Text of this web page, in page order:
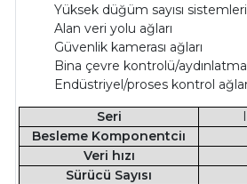
Yüksek düğüm sayısı sistemleri
Alan veri yolu ağları
Güvenlik kamerası ağları
Bina çevre kontrolü/
Endüstriyel/proses kontrol
Seri
Besleme Komponentciı
Veri hızı
Sürücü Sayısı